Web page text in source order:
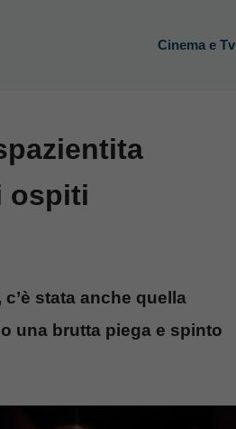
Cinema e Tv
ospiti
stata anche quella
una brutta piega e spinto